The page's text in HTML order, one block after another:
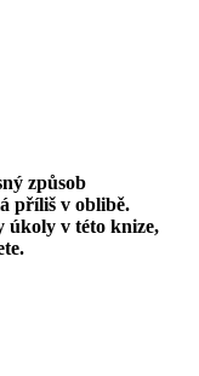
způsob
příliš v oblibě.
úkoly v této knize,